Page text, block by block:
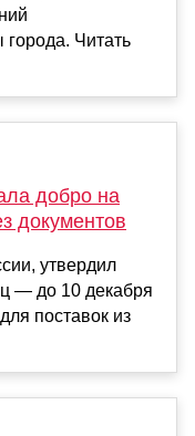
города. Читать
добро на
документов
утвердил
— до 10 декабря
поставок из